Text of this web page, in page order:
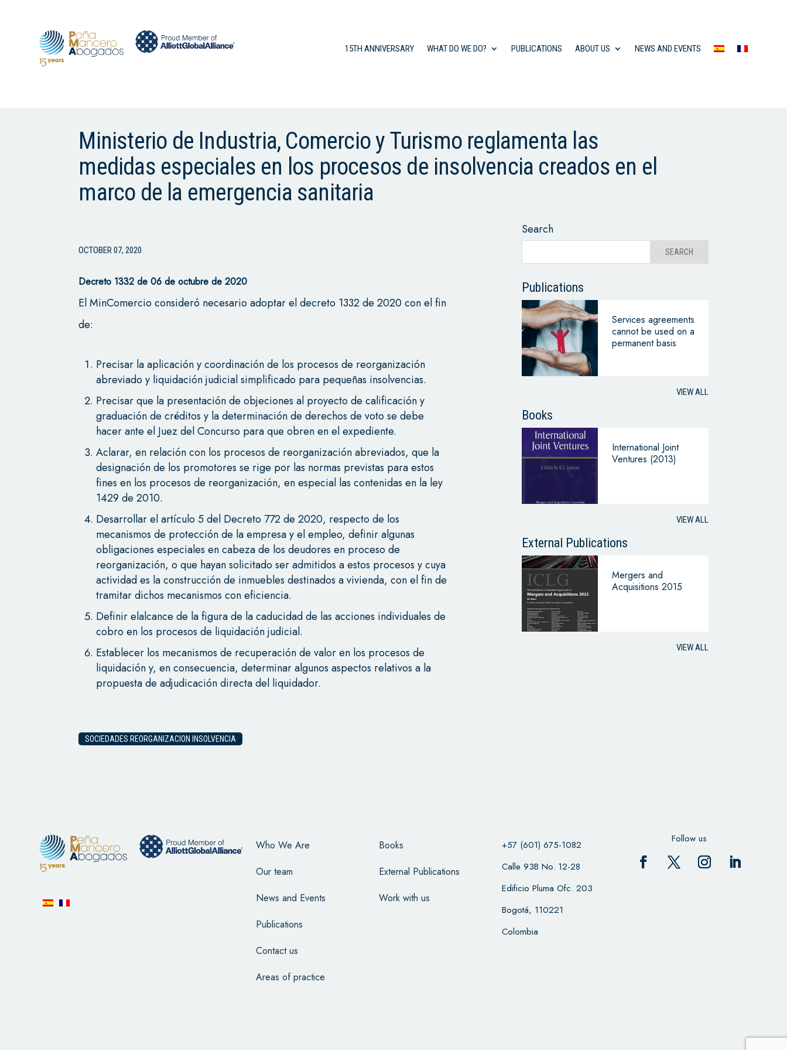
15TH ANNIVERSARY WHAT DO WE DO? PUBLICATIONS ABOUT US NEWS AND EVENTS
Ministerio de Industria, Comercio y Turismo reglamenta las
medidas especiales en los procesos de insolvencia creados en el
marco de la emergencia sanitaria
OCTOBER 07, 2020
Decreto 1332 de 06 de octubre de 2020
El MinComercio consideró necesario adoptar el decreto 1332 de 2020 con el fin
de:
Precisar la aplicación y coordinación de los procesos de reorganización
abreviado y liquidación judicial simplificado para pequeñas insolvencias.
Precisar que la presentación de objeciones al proyecto de calificación y
graduación de créditos y la determinación de derechos de voto se debe
hacer ante el Juez del Concurso para que obren en el expediente.
Aclarar, en relación con los procesos de reorganización abreviados, que la
designación de los promotores se rige por las normas previstas para estos
fines en los procesos de reorganización, en especial las contenidas en la ley
1429 de 2010.
Desarrollar el artículo 5 del Decreto 772 de 2020, respecto de los
mecanismos de protección de la empresa y el empleo, definir algunas
obligaciones especiales en cabeza de los deudores en proceso de
reorganización, o que hayan solicitado ser admitidos a estos procesos y cuya
actividad es la construcción de inmuebles destinados a vivienda, con el fin de
tramitar dichos mecanismos con eficiencia.
Definir elalcance de la figura de la caducidad de las acciones individuales de
cobro en los procesos de liquidación judicial.
Establecer los mecanismos de recuperación de valor en los procesos de
liquidación y, en consecuencia, determinar algunos aspectos relativos a la
propuesta de adjudicación directa del liquidador.
SOCIEDADES REORGANIZACION INSOLVENCIA
Search
Publications
Services agreements
cannot be used on a
permanent basis
VIEW ALL
Books
International Joint
Ventures (2013)
VIEW ALL
External Publications
Mergers and
Acquisitions 2015
VIEW ALL
Who We Are
Our team
News and Events
Publications
Contact us
Areas of practice
Books
External Publications
Work with us
+57 (601) 675-1082
Calle 93B No. 12-28
Edificio Pluma Ofc. 203
Bogotá, 110221
Colombia
Follow us